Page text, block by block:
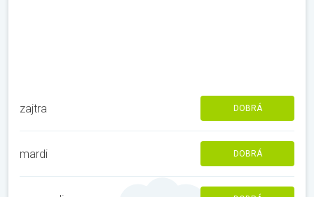
zajtra DOBRÁ
mardi DOBRÁ